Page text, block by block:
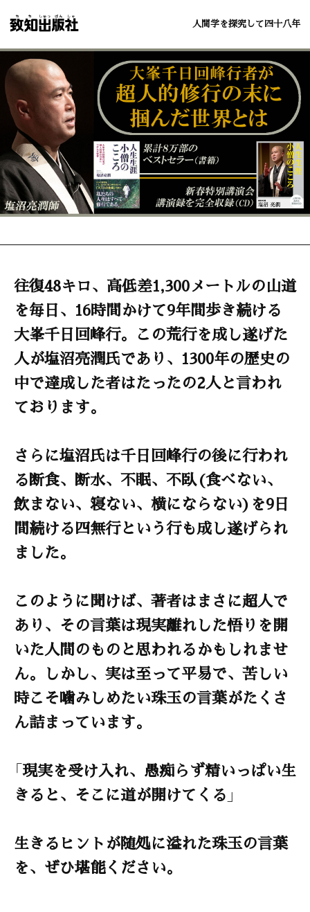
人間学を探究して四十八年
往復48キロ、高低差1,300メートルの山道
を毎日、16時間かけて9年間歩き続ける
大峯千日回峰行。この荒行を成し遂げた
人が塩沼亮潤氏であり、1300年の歴史の
中で達成した者はたったの2人と言われ
ております。
さらに塩沼氏は千日回峰行の後に行われ
る断食、断水、不眠、不臥(食べない、
飲まない、寝ない、横にならない)を9日
間続ける四無行という行も成し遂げられ
ました。
このように聞けば、著者はまさに超人で
あり、その言葉は現実離れした悟りを開
いた人間のものと思われるかもしれませ
ん。しかし、実は至って平易で、苦しい
時こそ噛みしめたい珠玉の言葉がたくさ
ん詰まっています。
「現実を受け入れ、愚痴らず精いっぱい生
きると、そこに道が開けてくる」
生きるヒントが随処に溢れた珠玉の言葉
を、ぜひ堪能ください。